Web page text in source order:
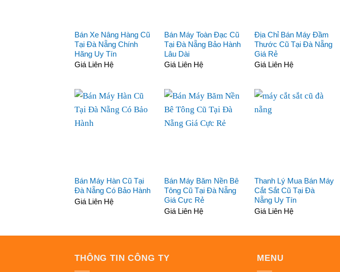
Bán Xe Nâng Hàng Cũ
Tại Đà Nẵng Chính
Hãng Uy Tín
Giá Liên Hệ
Bán Máy Toàn Đạc Cũ
Tại Đà Nẵng Bảo Hành
Lâu Dài
Giá Liên Hệ
Địa Chỉ Bán Máy Đầm
Thước Cũ Tại Đà Nẵng
Giá Rẻ
Giá Liên Hệ
Bán Máy Hàn Cũ Tại
Đà Nẵng Có Bảo Hành
Giá Liên Hệ
Bán Máy Băm Nền Bê
Tông Cũ Tại Đà Nẵng
Giá Cực Rẻ
Giá Liên Hệ
Thanh Lý Mua Bán Máy
Cắt Sắt Cũ Tại Đà
Nẵng Uy Tín
Giá Liên Hệ
THÔNG TIN CÔNG TY MENU